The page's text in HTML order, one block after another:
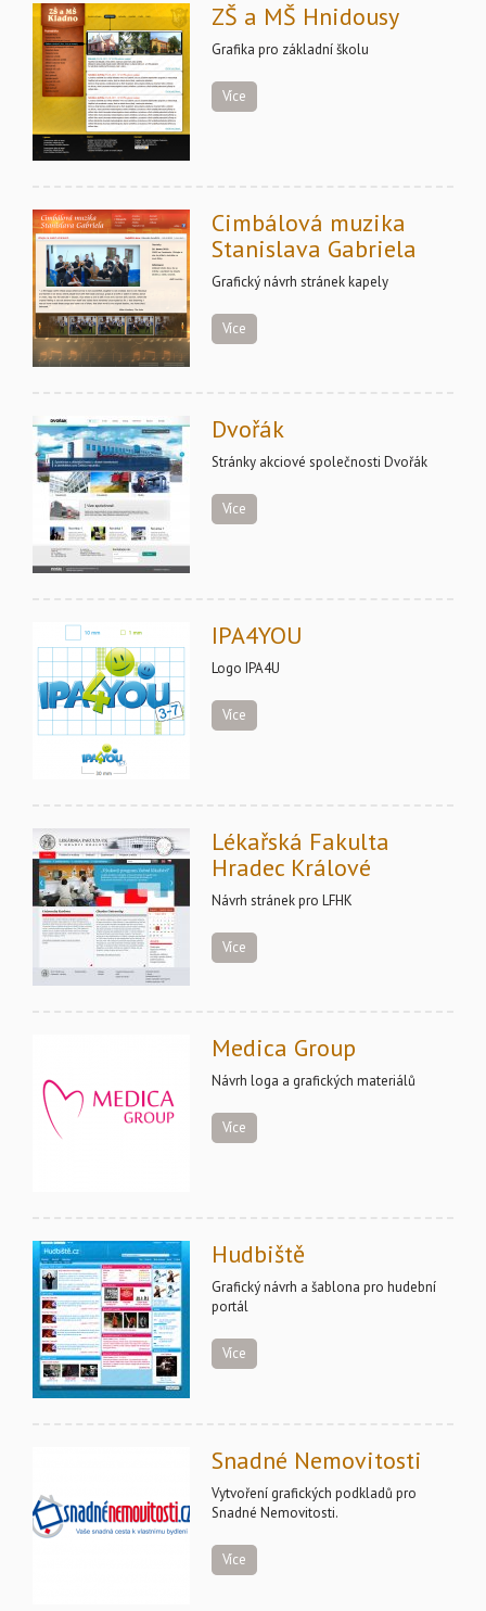
ZŠ a MŠ Hnidousy
Grafika pro základní školu
Více
Cimbálová muzika
Stanislava Gabriela
Grafický návrh stránek kapely
Více
Dvořák
Stránky akciové společnosti Dvořák
Více
IPA4YOU
Logo IPA4U
Více
Lékařská Fakulta
Hradec Králové
Návrh stránek pro LFHK
Více
Medica Group
Návrh loga a grafických materiálů
Více
Hudbiště
Grafický návrh a šablona pro hudební
portál
Více
Snadné Nemovitosti
Vytvoření grafických podkladů pro
Snadné Nemovitosti.
Více